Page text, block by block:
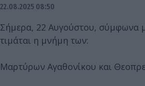
22.08.2025 08:50
Σήμερα, 22 Αυγούστου, σύμφωνα
τιμάται η μνήμη των:
Μαρτύρων Αγαθονίκου και